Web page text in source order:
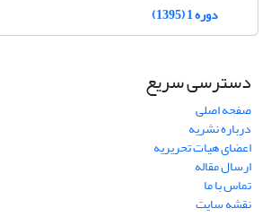
دوره 1 (1395)
دسترسی سریع
صفحه اصلی
درباره نشریه
اعضای هیات تحریریه
ارسال مقاله
تماس با ما
نقشه سایت